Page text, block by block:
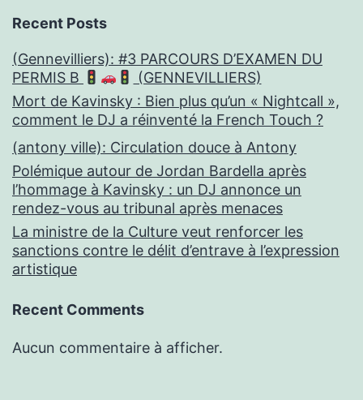
Recent Posts
(Gennevilliers): #3 PARCOURS D’EXAMEN DU
PERMIS B
(GENNEVILLIERS)
Mort de Kavinsky : Bien plus qu’un « Nightcall »,
comment le DJ a réinventé la French Touch ?
(antony ville): Circulation douce à Antony
Polémique autour de Jordan Bardella après
l’hommage à Kavinsky : un DJ annonce un
rendez-vous au tribunal après menaces
La ministre de la Culture veut renforcer les
sanctions contre le délit d’entrave à l’expression
artistique
Recent Comments
Aucun commentaire à afficher.